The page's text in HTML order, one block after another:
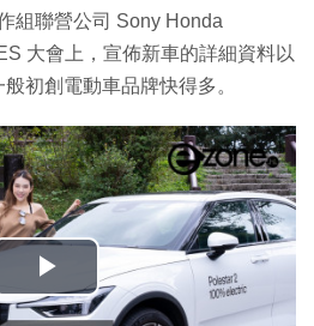
組聯營公司 Sony Honda
大會上，宣佈新車的詳細資料以
初創電動車品牌快得多。
播